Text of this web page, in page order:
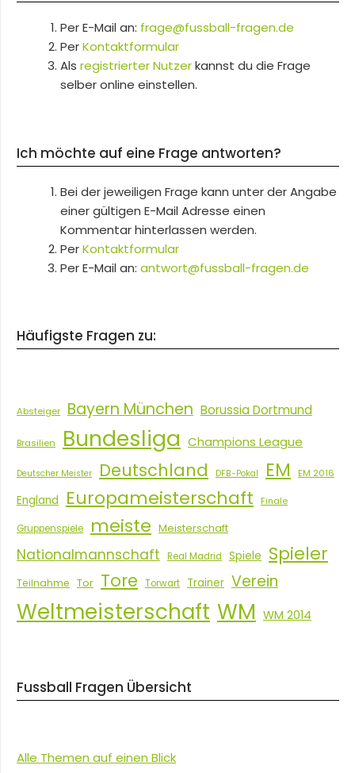
Per E-Mail an: frage@fussball-fragen.de
PerKontaktformular
Als registrierter Nutzerkannst du die Frage
selber online einstellen.
Ich möchte auf eine Frage antworten?
Bei der jeweiligen Frage kann unter der Angabe
einer gültigen E-Mail Adresse einen
Kommentar hinterlassen werden.
PerKontaktformular
Per E-Mail an: antwort@fussball-fragen.de
Häufigste Fragen zu:
Absteiger Bayern München Borussia Dortmund
Brasilien Bundesliga Champions League
Deutscher Meister Deutschland DFB-Pokal EM EM 2016
England Europameisterschaft Finale
Gruppenspiele meiste Meisterschaft
Nationalmannschaft Real Madrid Spiele Spieler
Teilnahme Tor Tore Torwart Trainer Verein
Weltmeisterschaft WM WM 2014
Fussball Fragen Übersicht
Alle Themen auf einen Blick